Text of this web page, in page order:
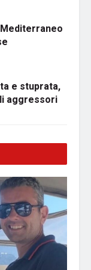
e stuprata,
aggressori